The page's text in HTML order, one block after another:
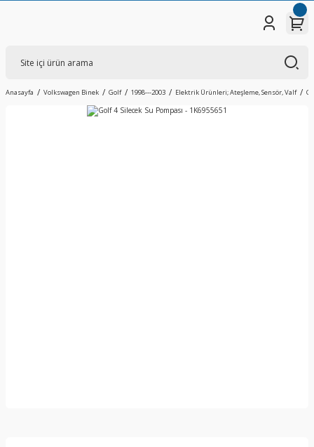
Anasayfa Volkswagen Binek Golf 1998---2003 Elektrik Ürünleri; Ateşleme, Sensör, Valf